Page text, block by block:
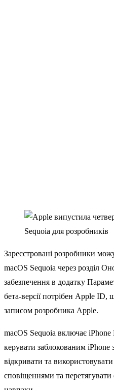
Зареєстровані розробники
macOS Sequoia через розділ
забезпечення в додатку
бета-версії потрібен Apple ID,
записом розробника Apple.
‌macOS Sequoia‌ включає
керувати заблокованим
відкривати та
сповіщеннями та